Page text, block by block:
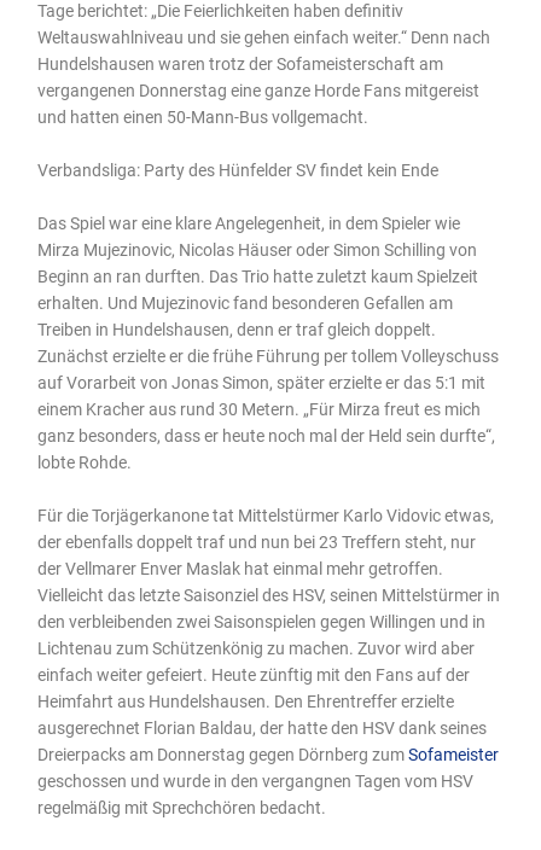
Tage berichtet: „Die Feierlichkeiten haben definitiv
Weltauswahlniveau und sie gehen einfach weiter.“ Denn nach
Hundelshausen waren trotz der Sofameisterschaft am
vergangenen Donnerstag eine ganze Horde Fans mitgereist
und hatten einen 50-Mann-Bus vollgemacht.
Verbandsliga: Party des Hünfelder SV findet kein Ende
Das Spiel war eine klare Angelegenheit, in dem Spieler wie
Mirza Mujezinovic, Nicolas Häuser oder Simon Schilling von
Beginn an ran durften. Das Trio hatte zuletzt kaum Spielzeit
erhalten. Und Mujezinovic fand besonderen Gefallen am
Treiben in Hundelshausen, denn er traf gleich doppelt.
Zunächst erzielte er die frühe Führung per tollem Volleyschuss
auf Vorarbeit von Jonas Simon, später erzielte er das 5:1 mit
einem Kracher aus rund 30 Metern. „Für Mirza freut es mich
ganz besonders, dass er heute noch mal der Held sein durfte“,
lobte Rohde.
Für die Torjägerkanone tat Mittelstürmer Karlo Vidovic etwas,
der ebenfalls doppelt traf und nun bei 23 Treffern steht, nur
der Vellmarer Enver Maslak hat einmal mehr getroffen.
Vielleicht das letzte Saisonziel des HSV, seinen Mittelstürmer in
den verbleibenden zwei Saisonspielen gegen Willingen und in
Lichtenau zum Schützenkönig zu machen. Zuvor wird aber
einfach weiter gefeiert. Heute zünftig mit den Fans auf der
Heimfahrt aus Hundelshausen. Den Ehrentreffer erzielte
ausgerechnet Florian Baldau, der hatte den HSV dank seines
Dreierpacks am Donnerstag gegen Dörnberg zumSofameister
geschossen und wurde in den vergangnen Tagen vom HSV
regelmäßig mit Sprechchören bedacht.